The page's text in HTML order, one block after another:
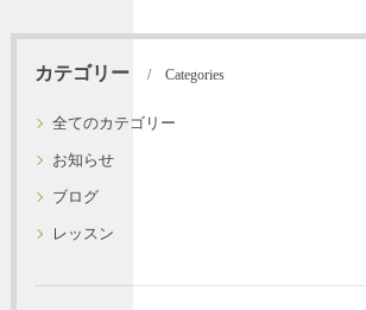
カテゴリー Categories
全てのカテゴリー
お知らせ
ブログ
レッスン